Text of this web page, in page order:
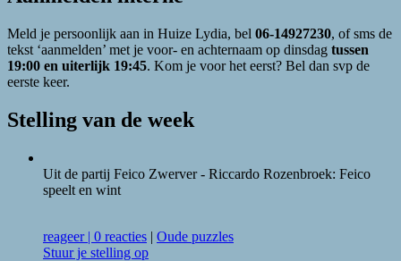
Meld je persoonlijk aan in Huize Lydia, bel 06-14927230, of sms de
tekst ‘aanmelden’ met je voor- en achternaam op dinsdag tussen
19:00 en uiterlijk 19:45. Kom je voor het eerst? Bel dan svp de
eerste keer.
Stelling van de week
Uit de partij Feico Zwerver - Riccardo Rozenbroek: Feico
speelt en wint
reageer| 0 reacties | Oude puzzles
Stuur je stelling op